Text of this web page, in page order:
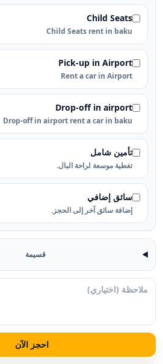
Child Seats
Child Seats rent in baku
Pick-up in Airport
Rent a car in Airport
Drop-off in airport
Drop-off in airport rent a car in baku
تأمين شامل
تغطية موسعة لراحة البال.
سائق إضافي
إضافة سائق آخر إلى الحجز.
قسيمة
احجز الآن